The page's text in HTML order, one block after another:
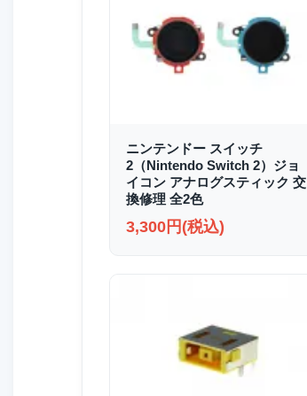
ニンテンドー スイッチ
2（Nintendo Switch 2）ジョ
イコン アナログスティック 交
換修理 全2色
3,300円(税込)